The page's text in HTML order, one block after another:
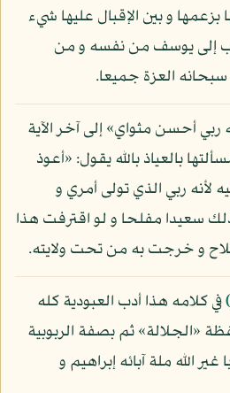
بزعمها و بين الإقبال عليها شيء
إلى يوسف من نفسه و من
سبحانه العزة جميعا.
ربي أحسن مثواي» إلى آخر الآية
بالعياذ بالله يقول: «أعوذ
لأنه ربي الذي تولى أمري و
سعيدا مفلحا و لو اقترفت هذا
و خرجت به من تحت ولايته.
في كلامه هذا أدب العبودية كله
«الجلالة» ثم بصفة الربوبية
الله ملة آبائه إبراهيم و